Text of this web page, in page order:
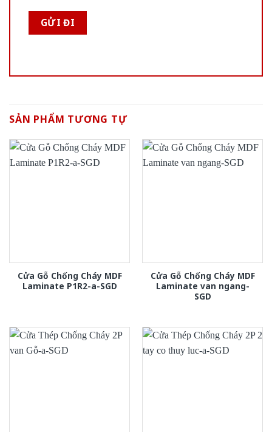
SẢN PHẨM TƯƠNG TỰ
Cửa Gỗ Chống Cháy MDF
Laminate P1R2-a-SGD
Cửa Gỗ Chống Cháy MDF
Laminate van ngang-
SGD